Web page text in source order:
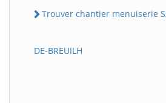
Trouver chantier menuiserie
DE-BREUILH